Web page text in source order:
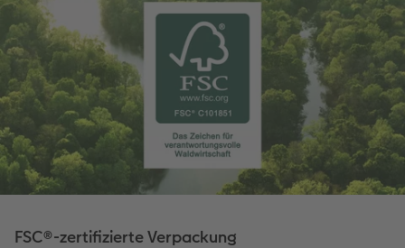
FSC®-zertifizierte Verpackung